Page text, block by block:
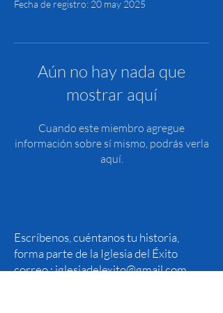
Fecha de registro: 20 may 2025
Aún no hay nada que
mostrar aquí
Cuando este miembro agregue
información sobre sí mismo, podrás verla
aquí.
Escríbenos, cuéntanos tu historia,
forma parte de la Iglesia del Éxito
correo :iglesiadelexito@gmail.com